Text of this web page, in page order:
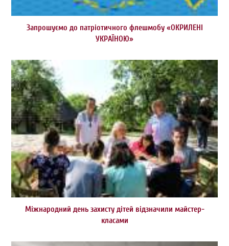
Запрошуємо до патріотичного флешмобу «ОКРИЛЕНІ
УКРАЇНОЮ»
Міжнародний день захисту дітей відзначили майстер-
класами